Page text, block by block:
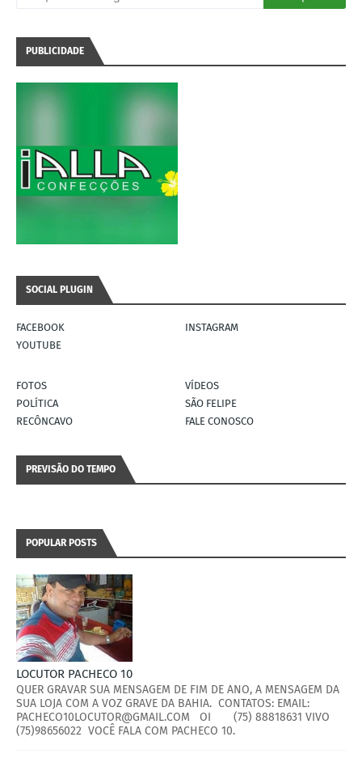
PUBLICIDADE
SOCIAL PLUGIN
FACEBOOK
INSTAGRAM
YOUTUBE
FOTOS
VÍDEOS
POLÍTICA
SÃO FELIPE
RECÔNCAVO
FALE CONOSCO
PREVISÃO DO TEMPO
POPULAR POSTS
LOCUTOR PACHECO 10
QUER GRAVAR SUA MENSAGEM DE FIM DE ANO, A MENSAGEM DA
SUA LOJA COM A VOZ GRAVE DA BAHIA. CONTATOS: EMAIL:
PACHECO10LOCUTOR@GMAIL.COM OI (75) 88818631 VIVO
(75)98656022 VOCÊ FALA COM PACHECO 10.